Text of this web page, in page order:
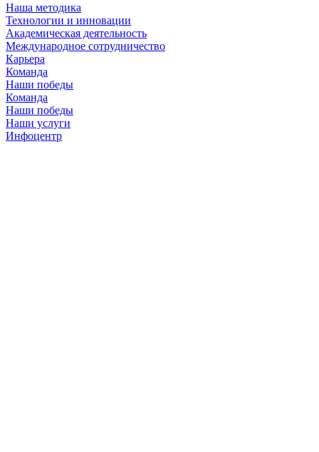
Наша методика
Технологии и инновации
Академическая деятельность
Международное сотрудничество
Карьера
Команда
Наши победы
Команда
Наши победы
Наши услуги
Инфоцентр